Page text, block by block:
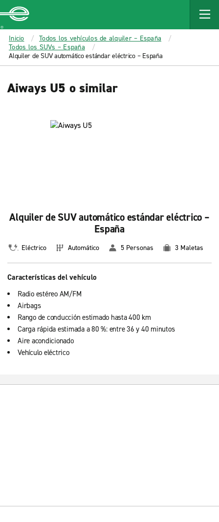
MAIN
CONTENT
Enterprise
Inicio
Todos los vehículos de alquiler – España
Todos los SUVs – España
Alquiler de SUV automático estándar eléctrico – España
Aiways U5 o similar
Alquiler de SUV automático estándar eléctrico –
España
Eléctrico Automático 5 Personas 3 Maletas
Características del vehículo
Radio estéreo AM/FM
Airbags
Rango de conducción estimado hasta 400 km
Carga rápida estimada a 80 %: entre 36 y 40 minutos
Aire acondicionado
Vehículo eléctrico